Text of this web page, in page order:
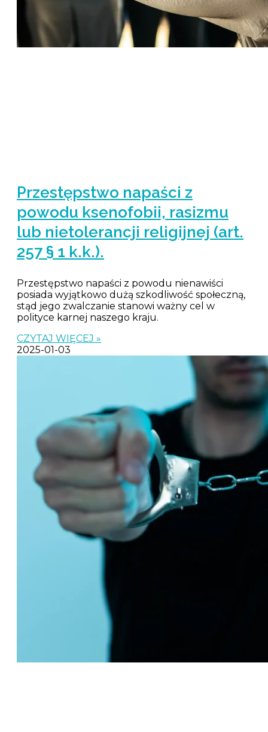
Przestępstwo napaści z
powodu ksenofobii, rasizmu
lub nietolerancji religijnej (art.
257 § 1 k.k.).
Przestępstwo napaści z powodu nienawiści
posiada wyjątkowo dużą szkodliwość społeczną,
stąd jego zwalczanie stanowi ważny cel w
polityce karnej naszego kraju.
CZYTAJ WIĘCEJ »
2025-01-03